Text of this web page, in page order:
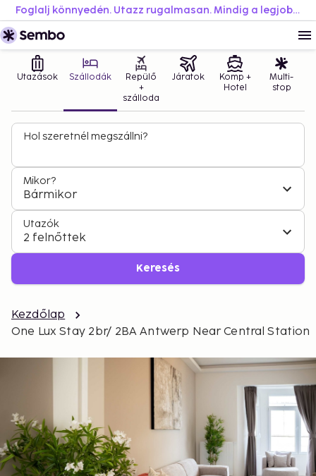
Foglalj könnyedén. Utazz rugalmasan. Mindig a legjobb áron.
Utazások Szállodák
Repülő
+
szálloda
Járatok
Komp +
Hotel
Multi-
stop
Hol szeretnél megszállni?
Mikor?
Bármikor
Utazók
2 felnőttek
Keresés
Kezdőlap
One Lux Stay 2br/ 2BA Antwerp Near Central Station